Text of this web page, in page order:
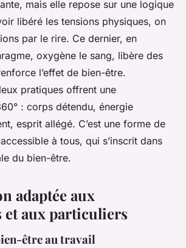
mais elle repose sur une logique
libéré les tensions physiques, on
par le rire. Ce dernier, en
oxygène le sang, libère des
l’effet de bien-être.
pratiques offrent une
: corps détendu, énergie
esprit allégé. C’est une forme de
à tous, qui s’inscrit dans
du bien-être.
adaptée aux
et aux particuliers
être au travail